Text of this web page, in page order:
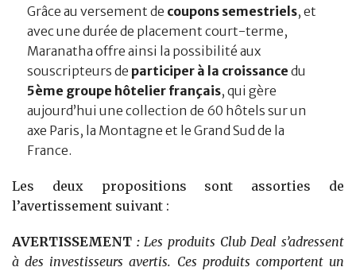
Grâce au versement de coupons semestriels, et
avec une durée de placement court-terme,
Maranatha offre ainsi la possibilité aux
souscripteurs de participer à la croissance du
5ème groupe hôtelier français, qui gère
aujourd’hui une collection de 60 hôtels sur un
axe Paris, la Montagne et le Grand Sud de la
France.
Les deux propositions sont assorties de
l’avertissement suivant :
AVERTISSEMENT : Les produits Club Deal s’adressent
à des investisseurs avertis. Ces produits comportent un